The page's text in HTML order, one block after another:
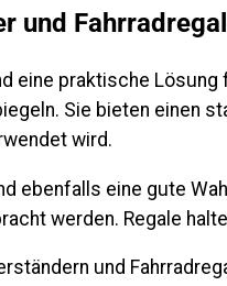
und
eine praktische
Sie bieten einen
wird.
ebenfalls eine gute
werden. Regale
und